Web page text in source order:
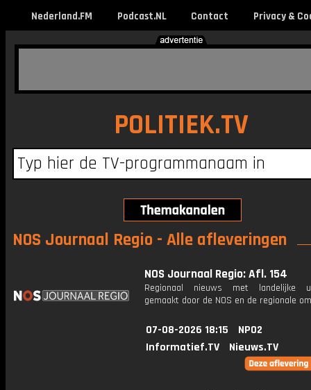
Nederland.FM Podcast.NL Contact Privacy &
POLITIEK.TV
NOS Journaal Regio - Alle afleveringen
NOS Journaal Regio: Afl. 154
Regionaal nieuws met landelijke
gemaakt door de NOS en de regionale
07-08-2026 18:15
NPO2
Informatief.TV
Nieuws.TV